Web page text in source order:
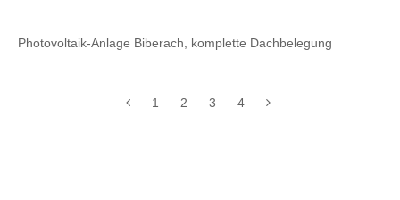
Photovoltaik-Anlage Biberach, komplette Dachbelegung
1 2 3 4